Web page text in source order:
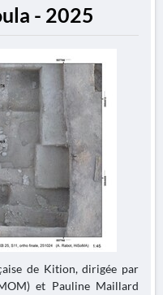
- 2025
de Kition, dirigée par
et Pauline Maillard